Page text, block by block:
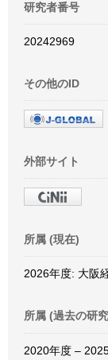
研究者番号
20242969
その他のID
外部サイト
所属 (現在)
2026年度: 大阪
所属 (過去の研
2020年度 –